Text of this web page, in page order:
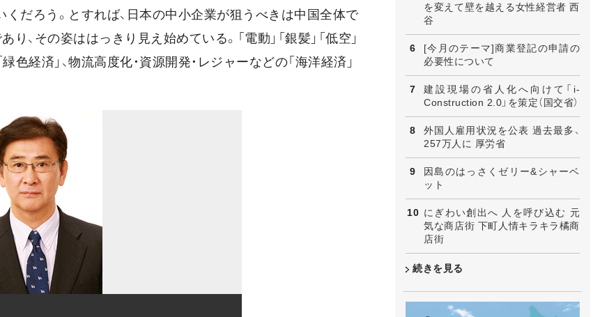
くだろう。とすれば、日本の中小企業が狙うべきは中国全体で
、その姿ははっきり見え始めている。「電動」「銀髪」「低空」
経済」、物流高度化・資源開発・レジャーなどの「海洋経済」
を変えて壁を越える女性経営者 西
谷
[今月のテーマ]商業登記の申請の
必要性について
建設現場の省人化へ向けて「i-
Construction 2.0」を策定（国交省）
外国人雇用状況を公表 過去最多、
257万人に 厚労省
因島のはっさくゼリー&シャーベ
ット
にぎわい創出へ 人を呼び込む 元
気な商店街 下町人情キラキラ橘商
店街
続きを見る